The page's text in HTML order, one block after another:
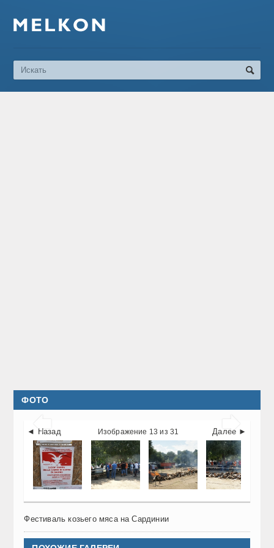
ФОТО
 
◄ Назад Далее ►
Изображение 13 из 31
Фестиваль козьего мяса на Сардинии